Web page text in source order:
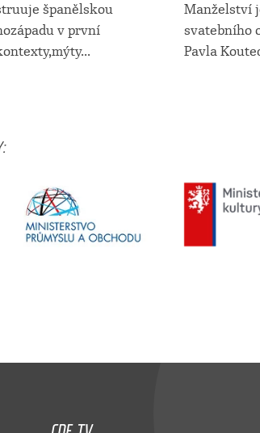
španělskou
v první
...
Manželství
svatebního
Pavla